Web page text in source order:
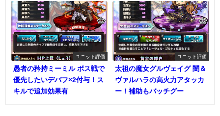
ユニット評価
愚者の矜持ミーミル ボス戦で
優先したいデバフ×2付与！ス
キルで追加効果有
ユニット評価
太祖の魔女グルヴェイグ 闇＆
ヴァルハラの高火力アタッカ
ー！補助もバッチグー